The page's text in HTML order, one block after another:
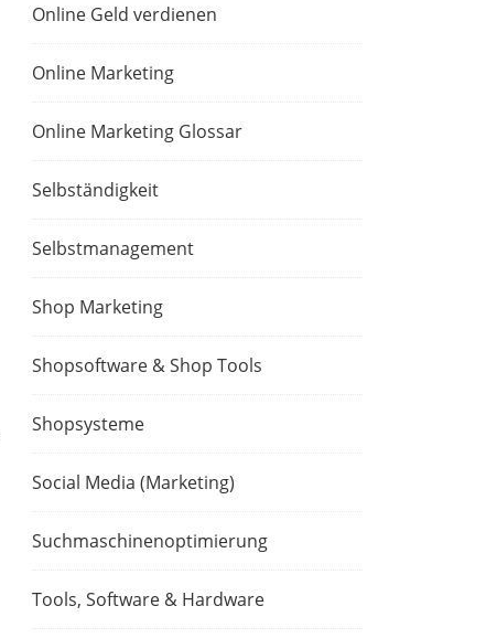
Online Geld verdienen
Online Marketing
Online Marketing Glossar
Selbständigkeit
Selbstmanagement
Shop Marketing
Shopsoftware & Shop Tools
Shopsysteme
Social Media (Marketing)
Suchmaschinenoptimierung
Tools, Software & Hardware